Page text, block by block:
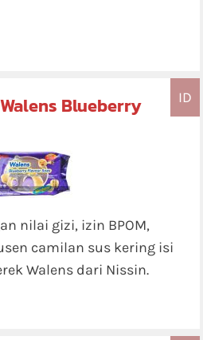
ID
Blueberry
nilai gizi, izin BPOM,
camilan sus kering isi
Walens dari Nissin.